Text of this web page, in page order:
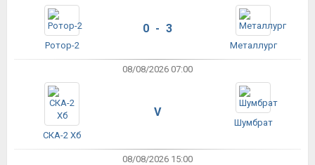
Ротор-2
0 - 3
Металлург
08/08/2026 07:00
СКА-2 Хб
V
Шумбрат
08/08/2026 15:00